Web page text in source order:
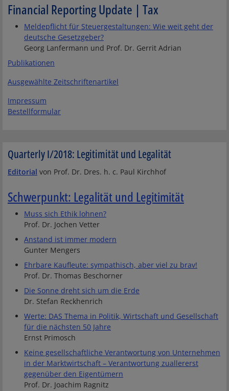
Financial Reporting Update | Tax
Meldepflicht für Steuergestaltungen: Wie weit geht der
deutsche Gesetzgeber?
Georg Lanfermann und Prof. Dr. Gerrit Adrian
Publikationen
Ausgewählte Zeitschriftenartikel
Impressum
Bestellformular
Quarterly I/2018: Legitimität und Legalität
Editorial von Prof. Dr. Dres. h. c. Paul Kirchhof
Schwerpunkt: Legalität und Legitimität
Muss sich Ethik lohnen?
Prof. Dr. Jochen Vetter
Anstand ist immer modern
Gunter Mengers
Ehrbare Kaufleute: sympathisch, aber viel zu brav!
Prof. Dr. Thomas Beschorner
Die Sonne dreht sich um die Erde
Dr. Stefan Reckhenrich
Werte: DAS Thema in Politik, Wirtschaft und Gesellschaft
für die nächsten 50 Jahre
Ernst Primosch
Keine gesellschaftliche Verantwortung von Unternehmen
in der Marktwirtschaft – Verantwortung zuallererst
gegenüber den Eigentümern
Prof. Dr. Joachim Ragnitz